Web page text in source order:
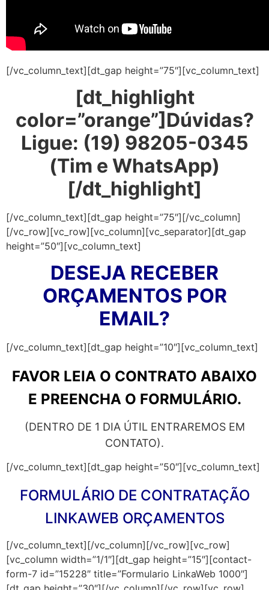
[/vc_column_text][dt_gap height=”75″][vc_column_text]
[dt_highlight
color=”orange”]Dúvidas?
Ligue: (19) 98205-0345
(Tim e WhatsApp)
[/dt_highlight]
[/vc_column_text][dt_gap height=”75″][/vc_column]
[/vc_row][vc_row][vc_column][vc_separator][dt_gap
height=”50″][vc_column_text]
DESEJA RECEBER
ORÇAMENTOS POR
EMAIL?
[/vc_column_text][dt_gap height=”10″][vc_column_text]
FAVOR LEIA O CONTRATO ABAIXO
E PREENCHA O FORMULÁRIO.
(DENTRO DE 1 DIA ÚTIL ENTRAREMOS EM
CONTATO).
[/vc_column_text][dt_gap height=”50″][vc_column_text]
FORMULÁRIO DE CONTRATAÇÃO
LINKAWEB ORÇAMENTOS
[/vc_column_text][/vc_column][/vc_row][vc_row]
[vc_column width=”1/1″][dt_gap height=”15″][contact-
form-7 id=”15228″ title=”Formulario LinkaWeb 1000″]